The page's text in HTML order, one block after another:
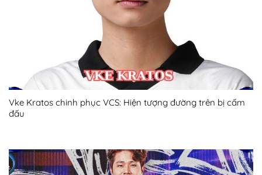
Vke Kratos chinh phục VCS: Hiện tượng đường trên bị cấm
đấu